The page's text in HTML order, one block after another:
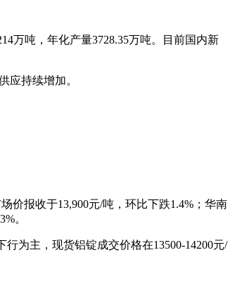
万吨，年化产量3728.35万吨。目前国内新
应持续增加。
报收于13,900元/吨，环比下跌1.4%；华南
。
为主，现货铝锭成交价格在13500-14200元/